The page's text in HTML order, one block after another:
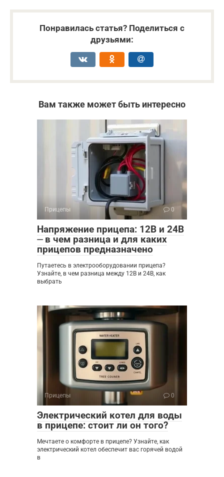
Понравилась статья? Поделиться с
друзьями:
Вам также может быть интересно
Прицепы 0
Напряжение прицепа: 12В и 24В
⏤ в чем разница и для каких
прицепов предназначено
Путаетесь в электрооборудовании прицепа?
Узнайте, в чем разница между 12В и 24В, как
выбрать
Прицепы 0
Электрический котел для воды
в прицепе: стоит ли он того?
Мечтаете о комфорте в прицепе? Узнайте, как
электрический котел обеспечит вас горячей водой
в